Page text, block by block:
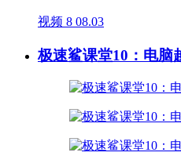
视频 8 08.03
极速鲨课堂10：电脑